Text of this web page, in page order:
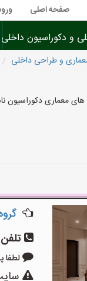
صفحه اصلی
و دکوراسیون داخلی
و طراحی داخلی
معماری دکوراسیون
لطفا